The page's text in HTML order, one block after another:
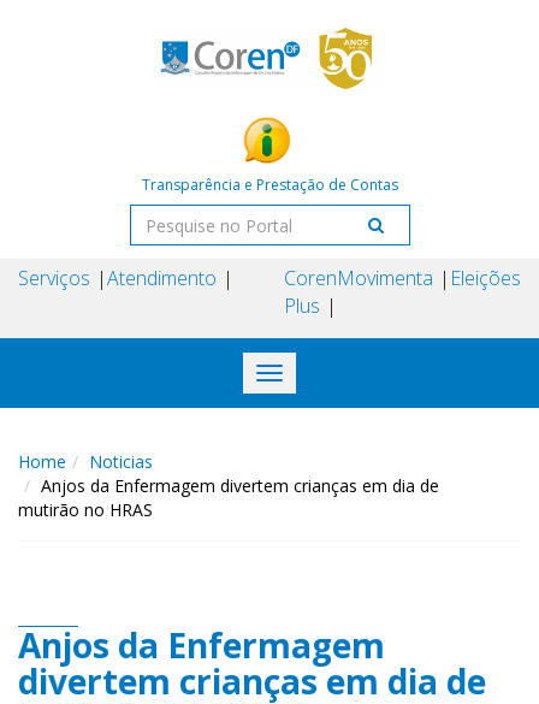
Transparência e Prestação de Contas
Serviços Atendimento
Coren
Plus
Movimenta Eleições
Toggle
navigation
Home
Noticias
Anjos da Enfermagem divertem crianças em dia de
mutirão no HRAS
Anjos da Enfermagem
divertem crianças em dia de